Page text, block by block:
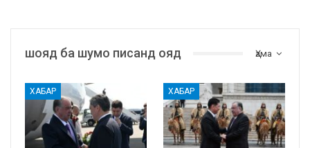
Ҳама
шояд ба шумо писанд ояд
ХАБАР ХАБАР